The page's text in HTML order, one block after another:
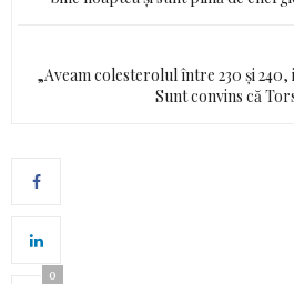
„Aveam colesterolul între 230 şi 240,
Sunt convins că
0